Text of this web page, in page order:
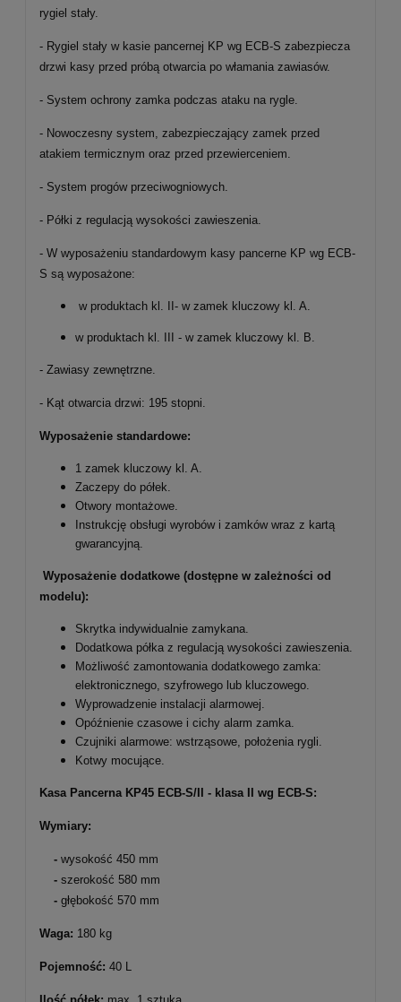
rygiel stały.
- Rygiel stały w kasie pancernej KP wg ECB-S zabezpiecza
drzwi kasy przed próbą otwarcia po włamania zawiasów.
- System ochrony zamka podczas ataku na rygle.
- Nowoczesny system, zabezpieczający zamek przed
atakiem termicznym oraz przed przewierceniem.
- System progów przeciwogniowych.
- Półki z regulacją wysokości zawieszenia.
- W wyposażeniu standardowym kasy pancerne KP wg ECB-
S są wyposażone:
w produktach kl. II- w zamek kluczowy kl. A.
w produktach kl. III - w zamek kluczowy kl. B.
- Zawiasy zewnętrzne.
- Kąt otwarcia drzwi: 195 stopni.
Wyposażenie standardowe:
1 zamek kluczowy kl. A.
Zaczepy do półek.
Otwory montażowe.
Instrukcję obsługi wyrobów i zamków wraz z kartą
gwarancyjną.
Wyposażenie dodatkowe (dostępne w zależności od
modelu):
Skrytka indywidualnie zamykana.
Dodatkowa półka z regulacją wysokości zawieszenia.
Możliwość zamontowania dodatkowego zamka:
elektronicznego, szyfrowego lub kluczowego.
Wyprowadzenie instalacji alarmowej.
Opóźnienie czasowe i cichy alarm zamka.
Czujniki alarmowe: wstrząsowe, położenia rygli.
Kotwy mocujące.
Kasa Pancerna KP45 ECB-S/II - klasa II wg ECB-S:
Wymiary:
- wysokość 450 mm
- szerokość 580 mm
- głębokość 570 mm
Waga: 180 kg
Pojemność: 40 L